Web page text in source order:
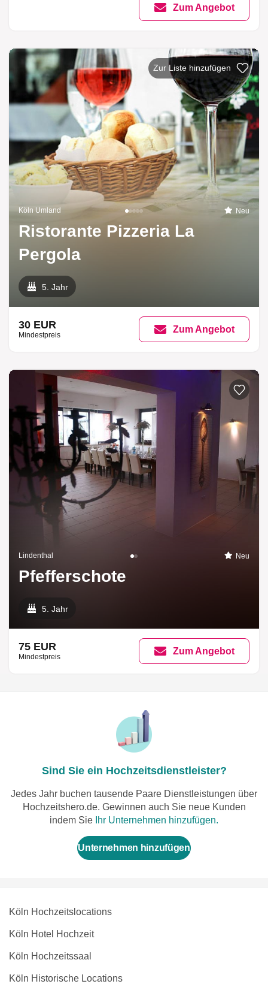
Zum Angebot
Zur Liste hinzufügen
Köln Umland Neu
Ristorante Pizzeria La
Pergola
5. Jahr
30 EUR
Mindestpreis
Zum Angebot
Lindenthal Neu
Pfefferschote
5. Jahr
75 EUR
Mindestpreis
Zum Angebot
Sind Sie ein Hochzeitsdienstleister?
Jedes Jahr buchen tausende Paare Dienstleistungen über
Hochzeitshero.de. Gewinnen auch Sie neue Kunden
indem Sie Ihr Unternehmen hinzufügen.
Unternehmen hinzufügen
Köln Hochzeitslocations
Köln Hotel Hochzeit
Köln Hochzeitssaal
Köln Historische Locations